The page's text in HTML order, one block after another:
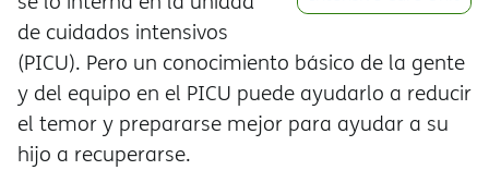
de cuidados intensivos
(PICU). Pero un conocimiento básico de la gente
y del equipo en el PICU puede ayudarlo a reducir
el temor y prepararse mejor para ayudar a su
hijo a recuperarse.